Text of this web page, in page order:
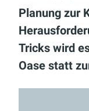
Planung zur
Tricks wird
Oase statt